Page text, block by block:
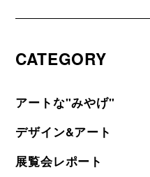
CATEGORY
アートな"みやげ"
デザイン&アート
展覧会レポート